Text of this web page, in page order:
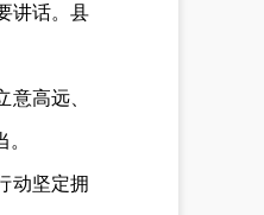
讲话。县
高远、
动坚定拥